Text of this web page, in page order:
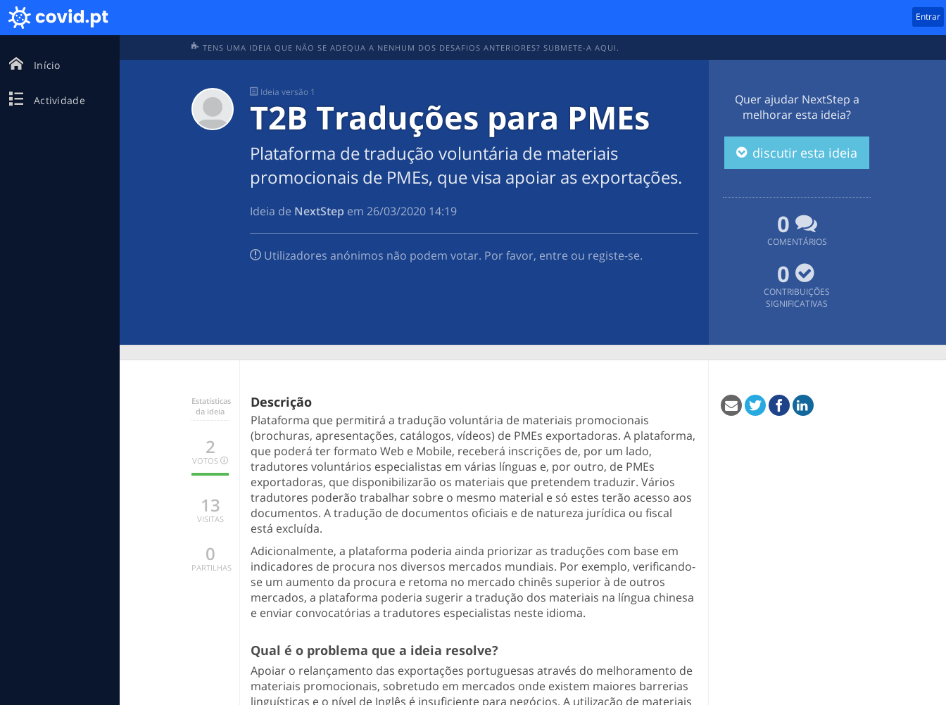
Início
Actividade
Entrar
TENS UMA IDEIA QUE NÃO SE ADEQUA A NENHUM DOS DESAFIOS ANTERIORES? SUBMETE-A AQUI.
Ideiaversão 1
T2B Traduções para PMEs
Plataforma de tradução voluntária de materiais
promocionais de PMEs, que visa apoiar as exportações.
Ideia de NextStep em‎26/03/2020 14:19
Utilizadores anónimos não podem votar. Por favor, entre ou registe-se.
Quer ajudar NextStep a
melhorar esta ideia?
discutir esta ideia
0
COMENTÁRIOS
0
CONTRIBUIÇÕES
SIGNIFICATIVAS
Estatísticas
da ideia
2
VOTOS
2
0
INDECISO
0
MENOS
13
VISITAS
0
PARTILHAS
Descrição
Plataforma que permitirá a tradução voluntária de materiais promocionais
(brochuras, apresentações, catálogos, vídeos) de PMEs exportadoras. A plataforma,
que poderá ter formato Web e Mobile, receberá inscrições de, por um lado,
tradutores voluntários especialistas em várias línguas e, por outro, de PMEs
exportadoras, que disponibilizarão os materiais que pretendem traduzir. Vários
tradutores poderão trabalhar sobre o mesmo material e só estes terão acesso aos
documentos. A tradução de documentos oficiais e de natureza jurídica ou fiscal
está excluída.
Adicionalmente, a plataforma poderia ainda priorizar as traduções com base em
indicadores de procura nos diversos mercados mundiais. Por exemplo, verificando-
se um aumento da procura e retoma no mercado chinês superior à de outros
mercados, a plataforma poderia sugerir a tradução dos materiais na língua chinesa
e enviar convocatórias a tradutores especialistas neste idioma.
Qual é o problema que a ideia resolve?
Apoiar o relançamento das exportações portuguesas através do melhoramento de
materiais promocionais, sobretudo em mercados onde existem maiores barrerias
linguísticas e o nível de Inglês é insuficiente para negócios. A utilização de materiais